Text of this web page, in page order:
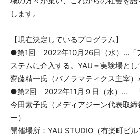
します。
【現在決定しているプログラム】
●第1回 2022年10月26日（水）…「
ステムに介入する。YAU＝実験場とし
齋藤精一氏（パノラマティクス主宰）
●第2回 2022年11月９日（水）… 「
今田素子氏（メディアジーン代表取
ー）
開催場所：YAU STUDIO（有楽町ビ